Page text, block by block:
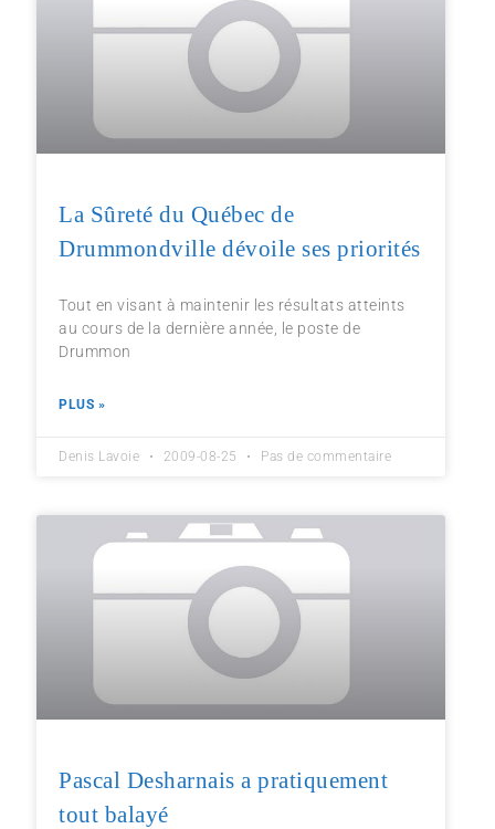
La Sûreté du Québec de
Drummondville dévoile ses priorités
Tout en visant à maintenir les résultats atteints
au cours de la dernière année, le poste de
Drummon
PLUS »
Denis Lavoie 2009-08-25 Pas de commentaire
Pascal Desharnais a pratiquement
tout balayé